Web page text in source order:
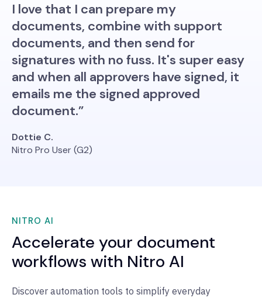
I love that I can prepare my
documents, combine with support
documents, and then send for
signatures with no fuss. It's super easy
and when all approvers have signed, it
emails me the signed approved
document.”
Dottie C.
Nitro Pro User (G2)
NITRO AI
Accelerate your document
workflows with Nitro AI
Discover automation tools to simplify everyday